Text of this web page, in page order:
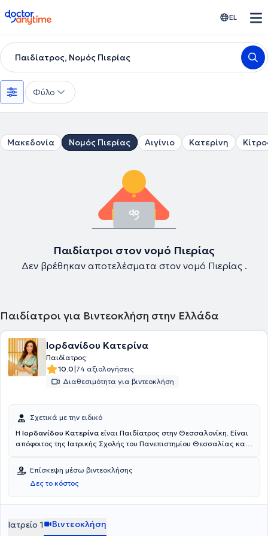
doctoranytime EL
Παιδίατρος, Νομός Πιερίας
Φύλο
Μακεδονία Νομός Πιερίας Αιγίνιο Κατερίνη
Παιδίατροι στον νομό Πιερίας
Δεν βρέθηκαν αποτελέσματα στον νομό Πιερίας .
Παιδίατροι για Βιντεοκλήση στην Ελλάδα
Ιορδανίδου Κατερίνα
Παιδίατρος
10.0|74 αξιολογήσεις
Διαθεσιμότητα για βιντεοκλήση
Σχετικά με την ειδικό
Η Ιορδανίδου Κατερίνα είναι Παιδίατρος στην Θεσσαλονίκη. Είναι
απόφοιτος της Ιατρικής Σχολής του Πανεπιστημίου Θεσσαλίας και
Παιδιατρικής κατόπιν εξετάσεων. Ξεκίνησε την ειδικότητα της στην
Παιδιατρική Κλινική του Γενικού Νοσοκομείου Καβάλας και στην
συνέχεια μετέβη στο Ηνωμένο Βασίλειο. Εκπαιδεύτηκε αρχικά στην
Μονάδα Νεογνών του Barnet Hospital στο Λονδίνο και έπειτα στο
στην γενική παιδιατρική, στην παιδιατρική καρδιολογία και στο
τμήμα επειγόντων περιστατικών. Μετεκπαιδεύτηκε στην
Επίσκεψη μέσω βιντεοκλήσης
Δες το κόστος
Ιατρείο 1 Βιντεοκλήση